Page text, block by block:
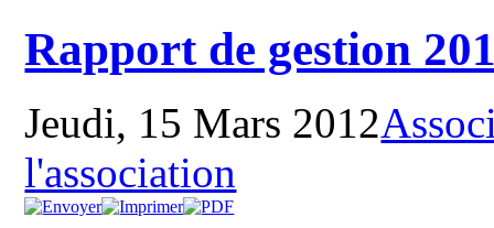
Rapport de gestion
Jeudi, 15 Mars 2012
l'association